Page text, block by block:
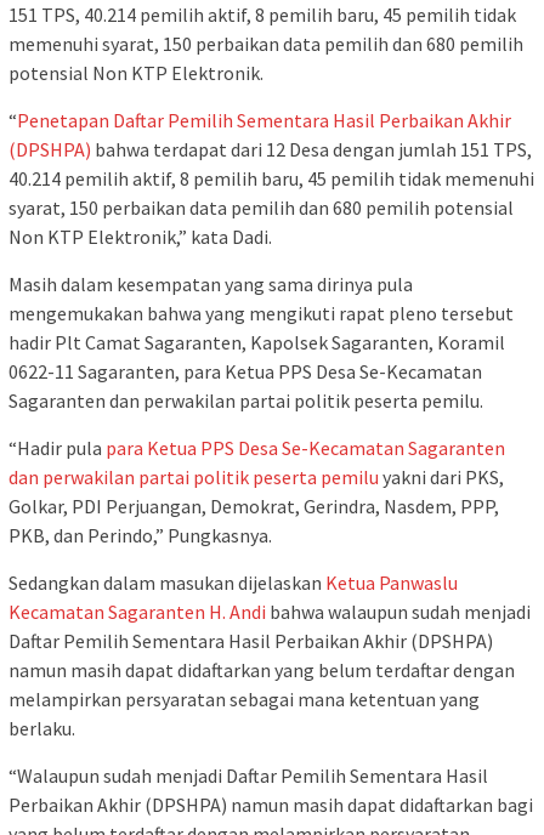
151 TPS, 40.214 pemilih aktif, 8 pemilih baru, 45 pemilih tidak
memenuhi syarat, 150 perbaikan data pemilih dan 680 pemilih
potensial Non KTP Elektronik.
“Penetapan Daftar Pemilih Sementara Hasil Perbaikan Akhir
(DPSHPA) bahwa terdapat dari 12 Desa dengan jumlah 151 TPS,
40.214 pemilih aktif, 8 pemilih baru, 45 pemilih tidak memenuhi
syarat, 150 perbaikan data pemilih dan 680 pemilih potensial
Non KTP Elektronik,” kata Dadi.
Masih dalam kesempatan yang sama dirinya pula
mengemukakan bahwa yang mengikuti rapat pleno tersebut
hadir Plt Camat Sagaranten, Kapolsek Sagaranten, Koramil
0622-11 Sagaranten, para Ketua PPS Desa Se-Kecamatan
Sagaranten dan perwakilan partai politik peserta pemilu.
“Hadir pula para Ketua PPS Desa Se-Kecamatan Sagaranten
dan perwakilan partai politik peserta pemilu yakni dari PKS,
Golkar, PDI Perjuangan, Demokrat, Gerindra, Nasdem, PPP,
PKB, dan Perindo,” Pungkasnya.
Sedangkan dalam masukan dijelaskan Ketua Panwaslu
Kecamatan Sagaranten H. Andi bahwa walaupun sudah menjadi
Daftar Pemilih Sementara Hasil Perbaikan Akhir (DPSHPA)
namun masih dapat didaftarkan yang belum terdaftar dengan
melampirkan persyaratan sebagai mana ketentuan yang
berlaku.
“Walaupun sudah menjadi Daftar Pemilih Sementara Hasil
Perbaikan Akhir (DPSHPA) namun masih dapat didaftarkan bagi